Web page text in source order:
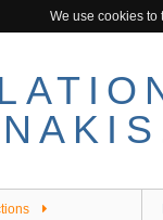
We use cookies to